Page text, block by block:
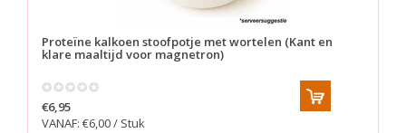
Proteïne kalkoen stoofpotje met wortelen (Kant en
klare maaltijd voor magnetron)
€6,95
VANAF: €6,00 / Stuk